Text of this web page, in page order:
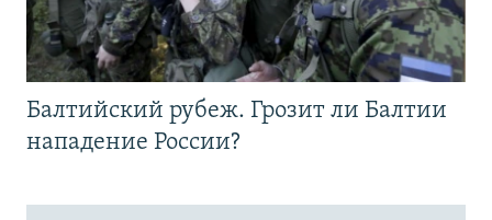
Балтийский рубеж. Грозит ли Балтии
нападение России?